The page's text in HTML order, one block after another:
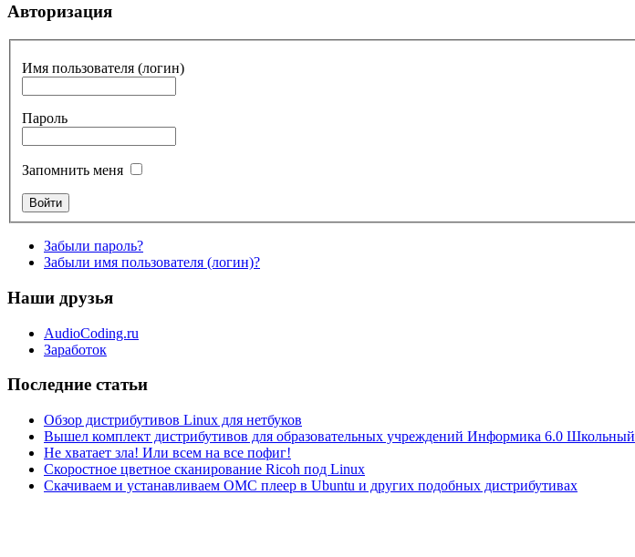
Авторизация
Имя пользователя (логин)
Пароль
Запомнить меня
Забыли пароль?
Забыли имя пользователя (логин)?
Наши друзья
AudioCoding.ru
Заработок
Последние статьи
Обзор дистрибутивов Linux для нетбуков
Вышел комплект дистрибутивов для образовательных учреждений Информика 6.0 Школьный
Не хватает зла! Или всем на все пофиг!
Скоростное цветное сканирование Ricoh под Linux
Скачиваем и устанавливаем ОМС плеер в Ubuntu и других подобных дистрибутивах